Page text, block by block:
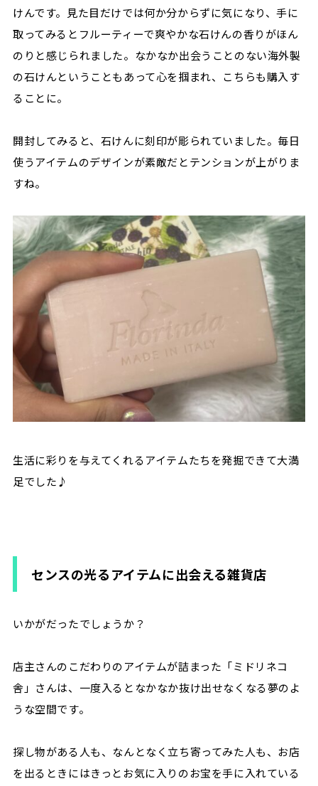
けんです。見た目だけでは何か分からずに気になり、手に
取ってみるとフルーティーで爽やかな石けんの香りがほん
のりと感じられました。なかなか出会うことのない海外製
の石けんということもあって心を掴まれ、こちらも購入す
ることに。
開封してみると、石けんに刻印が彫られていました。毎日
使うアイテムのデザインが素敵だとテンションが上がりま
すね。
生活に彩りを与えてくれるアイテムたちを発掘できて大満
足でした♪
センスの光るアイテムに出会える雑貨店
いかがだったでしょうか？
店主さんのこだわりのアイテムが詰まった「ミドリネコ
舎」さんは、一度入るとなかなか抜け出せなくなる夢のよ
うな空間です。
探し物がある人も、なんとなく立ち寄ってみた人も、お店
を出るときにはきっとお気に入りのお宝を手に入れている